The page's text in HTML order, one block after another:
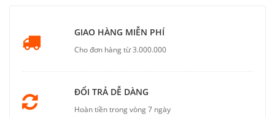
GIAO HÀNG MIỄN PHÍ
Cho đơn hàng từ 3.000.000
ĐỔI TRẢ DỄ DÀNG
Hoàn tiền trong vòng 7 ngày